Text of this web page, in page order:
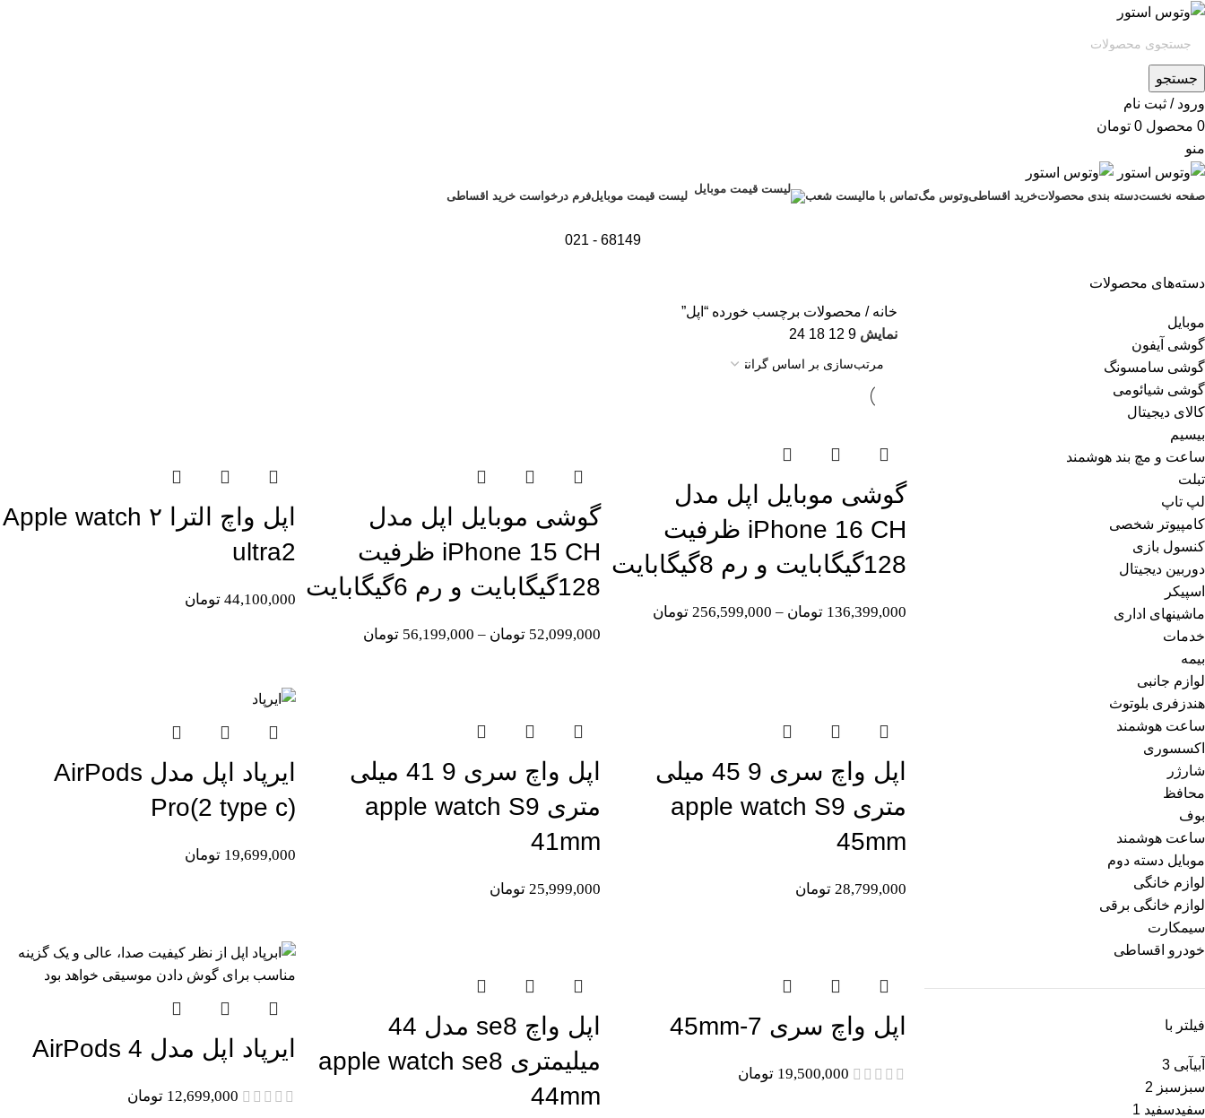
جستجو
ورود / ثبت نام
0 محصول 0 تومان
منو
صفحه نخستدسته بندی محصولاتخرید اقساطیوتوس مگتماس با مالیست شعب لیست قیمت موبایلفرم درخواست خرید اقساطی
68149 - 021
دسته‌های محصولات
موبایل
گوشی آیفون
گوشی سامسونگ
گوشی شیائومی
کالای دیجیتال
بیسیم
ساعت و مچ بند هوشمند
تبلت
لپ تاپ
کامپیوتر شخصی
کنسول بازی
دوربین دیجیتال
اسپیکر
ماشینهای اداری
خدمات
بیمه
لوازم جانبی
هندزفری بلوتوث
ساعت هوشمند
اکسسوری
شارژر
محافظ
بوف
ساعت هوشمند
موبایل دسته دوم
لوازم خانگی
لوازم خانگی برقی
سیمکارت
خودرو اقساطی
فیلتر با
آبیآبی 3
سبز سبز 2
سفیدسفید 1
خانه محصولات برچسب خورده “اپل”
نمایش9
12
18
24
گوشی موبایل اپل مدل
iPhone 16 CH ظرفیت
128گیگابایت و رم 8گیگابایت
136,399,000 تومان –
256,599,000 تومان
گوشی موبایل اپل مدل
iPhone 15 CH ظرفیت
128گیگابایت و رم 6گیگابایت
52,099,000 تومان –
56,199,000 تومان
اپل واچ الترا ۲ Apple watch
ultra2
44,100,000 تومان
اپل واچ سری 9 45 میلی
متری apple watch S9
45mm
28,799,000 تومان
اپل واچ سری 9 41 میلی
متری apple watch S9
41mm
25,999,000 تومان
ایرپاد اپل مدل AirPods
Pro(2 type c)
19,699,000 تومان
اپل واچ سری 7-45mm
19,500,000 تومان
اپل واچ se8 مدل 44
میلیمتری apple watch se8
44mm
ایرپاد اپل مدل AirPods 4
12,699,000 تومان